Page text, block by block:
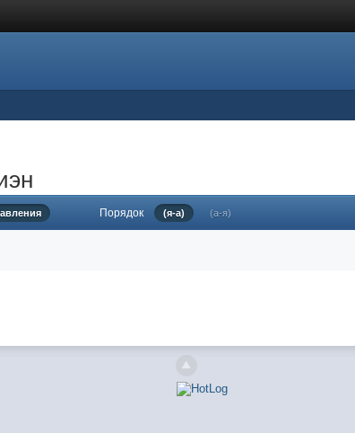
Порядок (я-а) (а-я)